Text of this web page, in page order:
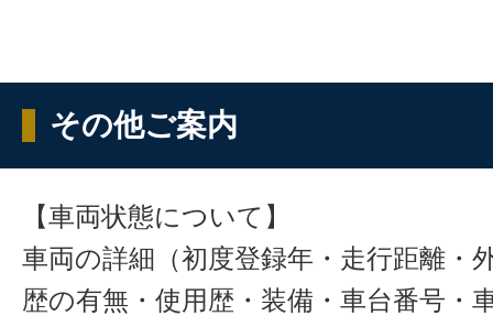
その他ご案内
【車両状態について】
車両の詳細（初度登録年・走行距離・
歴の有無・使用歴・装備・車台番号・